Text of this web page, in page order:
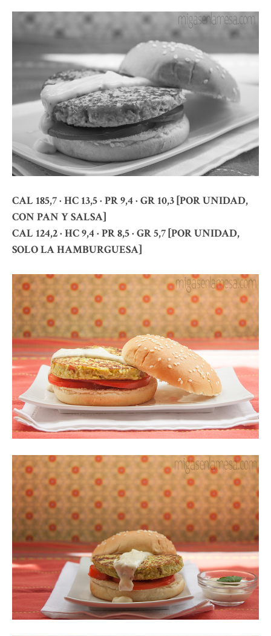
CAL 185,7 · HC 13,5 · PR 9,4 · GR 10,3 [POR UNIDAD,
CON PAN Y SALSA]
CAL 124,2 · HC 9,4 · PR 8,5 · GR 5,7 [POR UNIDAD,
SOLO LA HAMBURGUESA]